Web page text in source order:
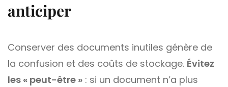
anticiper
Conserver des documents inutiles génère de
la confusion et des coûts de stockage. Évitez
les « peut-être » : si un document n’a plus